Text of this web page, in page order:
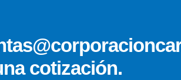
cotización.